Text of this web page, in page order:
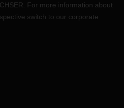
For more information about
switch to our corporate